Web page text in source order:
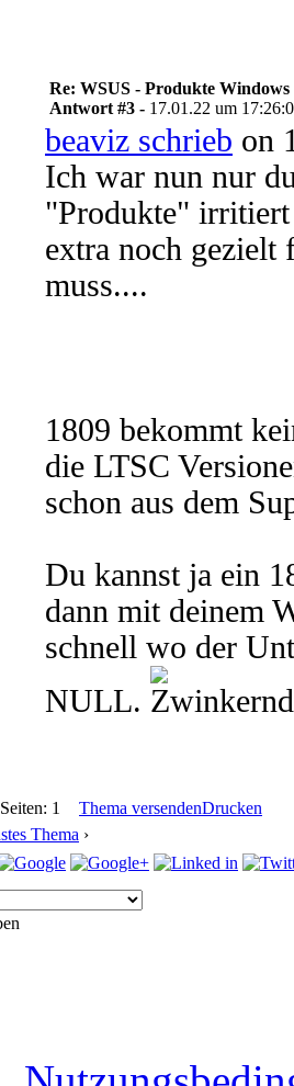
Re: WSUS - Produkte Windows
Antwort #3 - 17.01.22 um
beaviz schrieb on
Ich war nun nur
"Produkte"
extra noch gezielt
muss....
1809 bekommt
die LTSC
schon aus dem
Du kannst ja ein
dann mit deinem
schnell wo der
NULL.
Seiten: 1 Thema versendenDrucken
Thema ›